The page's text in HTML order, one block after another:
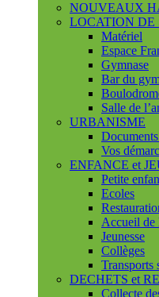
NOUVEAUX
LOCATION DE
Matériel
Espace
Gymnase
Bar du
Salle de
URBANISME
Vos
ENFANCE et
Petite
Ecoles
Accueil de
Jeunesse
Collèges
Transports
DECHETS et
Collecte